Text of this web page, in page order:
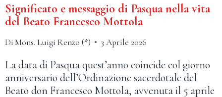
Significato e messaggio di Pasqua nella vita
del Beato Francesco Mottola
DiMons. Luigi Renzo (*) 3 Aprile 2026
La data di Pasqua quest’anno coincide col giorno
anniversario dell’Ordinazione sacerdotale del
Beato don Francesco Mottola, avvenuta il 5 aprile